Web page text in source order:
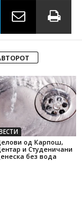
од Карпош,
и Студеничани
без вода